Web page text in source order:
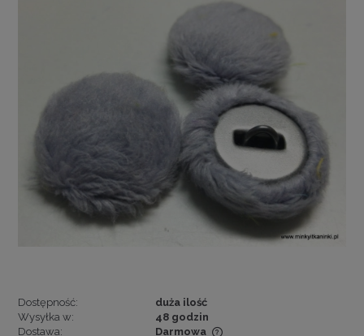
Dostępność:
duża ilość
Wysyłka w:
48 godzin
Dostawa:
Darmowa